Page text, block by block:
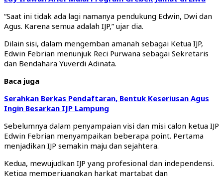
“Saat ini tidak ada lagi namanya pendukung Edwin, Dwi dan
Agus. Karena semua adalah IJP,” ujar dia.
Dilain sisi, dalam mengemban amanah sebagai Ketua IJP,
Edwin Febrian menunjuk Reci Purwana sebagai Sekretaris
dan Bendahara Yuverdi Adinata.
Baca juga
Serahkan Berkas Pendaftaran, Bentuk Keseriusan Agus
Ingin Besarkan IJP Lampung
Sebelumnya dalam penyampaian visi dan misi calon ketua IJP
Edwin Febrian menyampaikan beberapa point. Pertama
menjadikan IJP semakin maju dan sejahtera.
Kedua, mewujudkan IJP yang profesional dan independensi.
Ketiga memperjuangkan harkat martabat dan